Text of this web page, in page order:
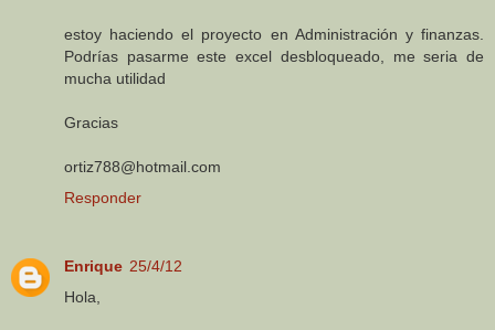
estoy haciendo el proyecto en Administración y finanzas.
Podrías pasarme este excel desbloqueado, me seria de
mucha utilidad
Gracias
ortiz788@hotmail.com
Responder
Enrique 25/4/12
Hola,